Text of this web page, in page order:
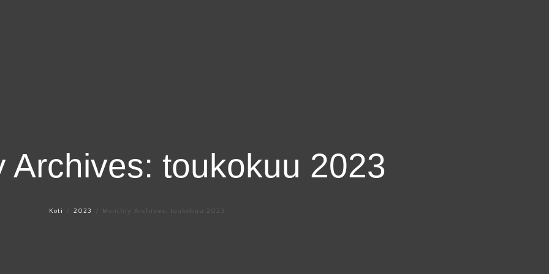
Archives: toukokuu 2023
Koti 2023 Monthly Archives: toukokuu 2023